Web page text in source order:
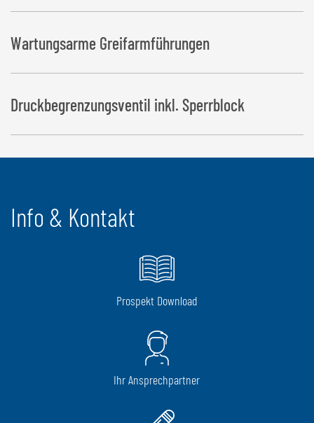
Wartungsarme Greifarmführungen
Druckbegrenzungsventil inkl. Sperrblock
Info & Kontakt
Prospekt Download
Ihr Ansprechpartner